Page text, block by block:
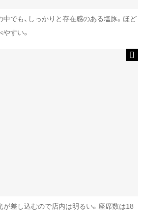
でも、しっかりと存在感のある塩豚。ほど
すい。
が差し込むので店内は明るい。座席数は18